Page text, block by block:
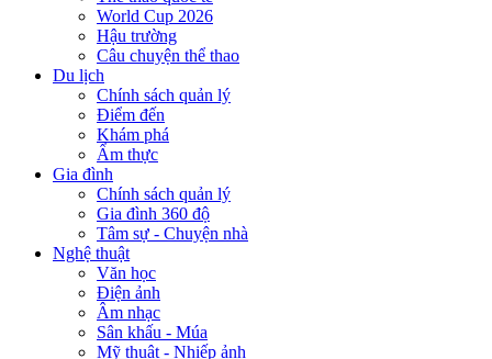
World Cup 2026
Hậu trường
Câu chuyện thể thao
Du lịch
Chính sách quản lý
Điểm đến
Khám phá
Ẩm thực
Gia đình
Chính sách quản lý
Gia đình 360 độ
Tâm sự - Chuyện nhà
Nghệ thuật
Văn học
Điện ảnh
Âm nhạc
Sân khấu - Múa
Mỹ thuật - Nhiếp ảnh